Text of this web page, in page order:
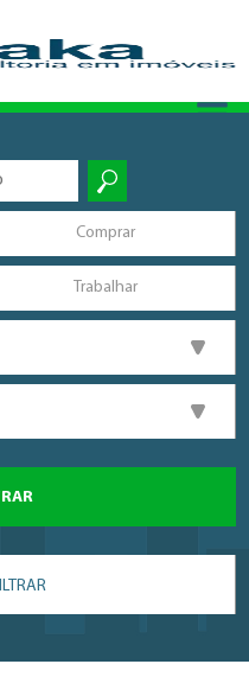
Comprar
Trabalhar